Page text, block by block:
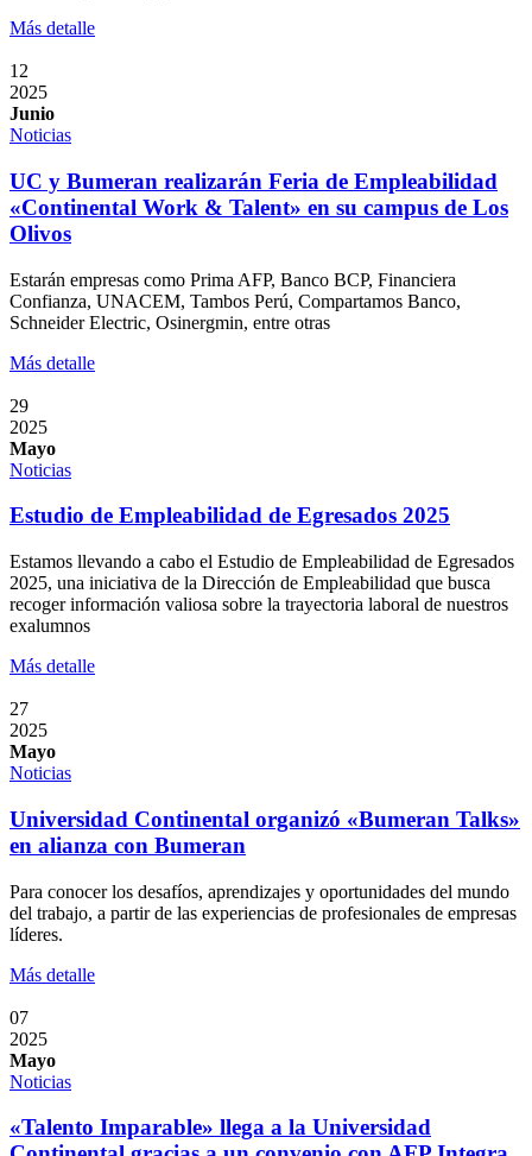
Más detalle
12
2025
Junio
Noticias
UC y Bumeran realizarán Feria de Empleabilidad
«Continental Work & Talent» en su campus de Los
Olivos
Estarán empresas como Prima AFP, Banco BCP, Financiera
Confianza, UNACEM, Tambos Perú, Compartamos Banco,
Schneider Electric, Osinergmin, entre otras
Más detalle
29
2025
Mayo
Noticias
Estudio de Empleabilidad de Egresados 2025
Estamos llevando a cabo el Estudio de Empleabilidad de Egresados
2025, una iniciativa de la Dirección de Empleabilidad que busca
recoger información valiosa sobre la trayectoria laboral de nuestros
exalumnos
Más detalle
27
2025
Mayo
Noticias
Universidad Continental organizó «Bumeran Talks»
en alianza con Bumeran
Para conocer los desafíos, aprendizajes y oportunidades del mundo
del trabajo, a partir de las experiencias de profesionales de empresas
líderes.
Más detalle
07
2025
Mayo
Noticias
«Talento Imparable» llega a la Universidad